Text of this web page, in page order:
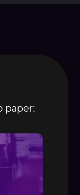
paper: